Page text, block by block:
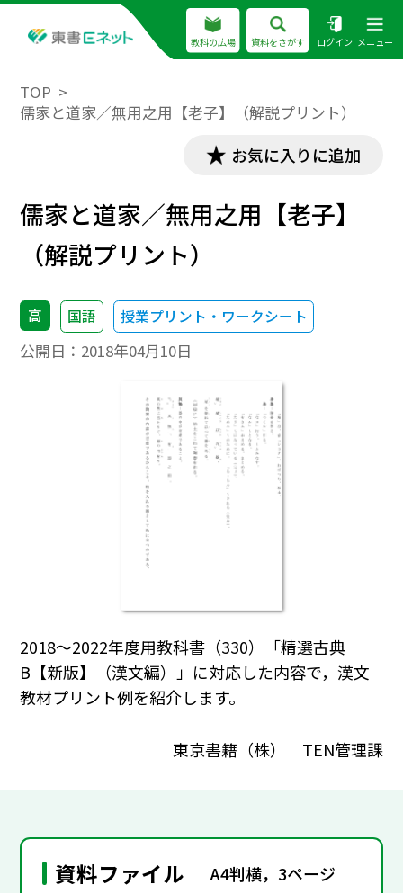
教科の広場 資料をさがす ログイン メニュー
TOP
儒家と道家／無用之用【老子】（解説プリント）
お気に入りに追加
儒家と道家／無用之用【老子】
（解説プリント）
高 国語 授業プリント・ワークシート
公開日： 2018年04月10日
2018～2022年度用教科書（330）「精選古典
B【新版】（漢文編）」に対応した内容で，漢文
教材プリント例を紹介します。
東京書籍（株） TEN管理課
資料ファイル A4判横，3ページ